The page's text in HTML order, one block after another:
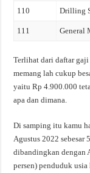
110 Drilling
111 General
Terlihat dari daftar
memang lah cukup
yaitu Rp 4.900.000
apa dan dimana.
Di samping itu kamu
Agustus 2022 sebesar
dibandingkan dengan
persen) penduduk